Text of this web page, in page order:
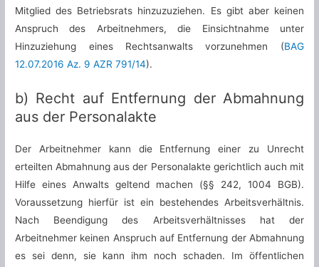
Mitglied des Betriebsrats hinzuzuziehen. Es gibt aber keinen
Anspruch des Arbeitnehmers, die Einsichtnahme unter
Hinzuziehung eines Rechtsanwalts vorzunehmen (BAG
12.07.2016 Az. 9 AZR 791/14).
b) Recht auf Entfernung der Abmahnung
aus der Personalakte
Der Arbeitnehmer kann die Entfernung einer zu Unrecht
erteilten Abmahnung aus der Personalakte gerichtlich auch mit
Hilfe eines Anwalts geltend machen (§§ 242, 1004 BGB).
Voraussetzung hierfür ist ein bestehendes Arbeitsverhältnis.
Nach Beendigung des Arbeitsverhältnisses hat der
Arbeitnehmer keinen Anspruch auf Entfernung der Abmahnung
es sei denn, sie kann ihm noch schaden. Im öffentlichen